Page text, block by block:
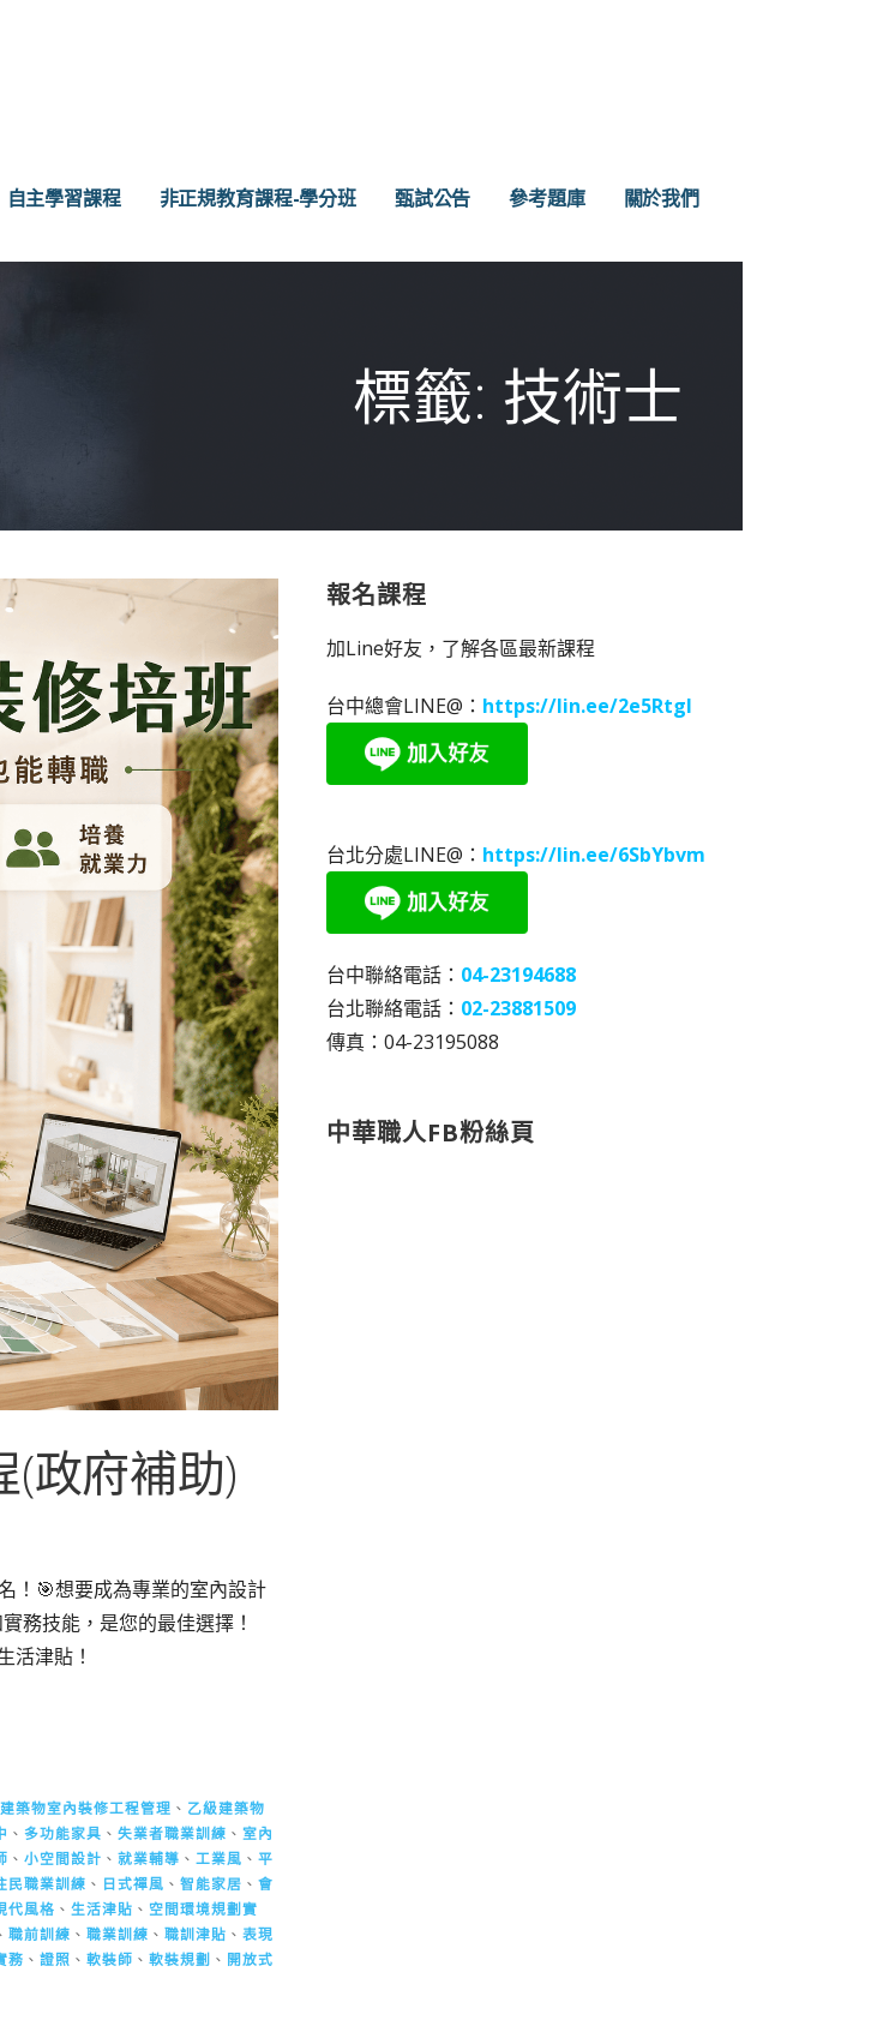
自主學習課程 非正規教育課程-學分班 甄試公告 參考題庫 關於我們
標籤: 技術士
政府補助)
！🎯想要成為專業的室內設計
務技能，是您的最佳選擇！
活津貼！
築物室內裝修工程管理 、 乙級建築物
、 多功能家具 、 失業者職業訓練 、 室內
、 小空間設計 、 就業輔導 、 工業風 、 平
民職業訓練 、 日式禪風 、 智能家居 、 會
代風格 、 生活津貼 、 空間環境規劃實
職前訓練 、 職業訓練 、 職訓津貼 、 表現
務 、 證照 、 軟裝師 、 軟裝規劃 、 開放式
報名課程
加Line好友，了解各區最新課程
台中總會LINE@： https://lin.ee/2e5RtgI
台北分處LINE@： https://lin.ee/6SbYbvm
台中聯絡電話： 04-23194688
台北聯絡電話： 02-23881509
傳真：04-23195088
中華職人FB粉絲頁